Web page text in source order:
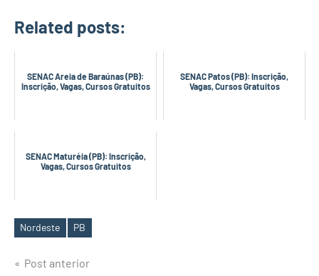
Related posts:
SENAC Areia de Baraúnas (PB):
Inscrição, Vagas, Cursos Gratuitos
SENAC Patos (PB): Inscrição,
Vagas, Cursos Gratuitos
SENAC Maturéia (PB): Inscrição,
Vagas, Cursos Gratuitos
Tags
Nordeste PB
Navegação
Post anterior